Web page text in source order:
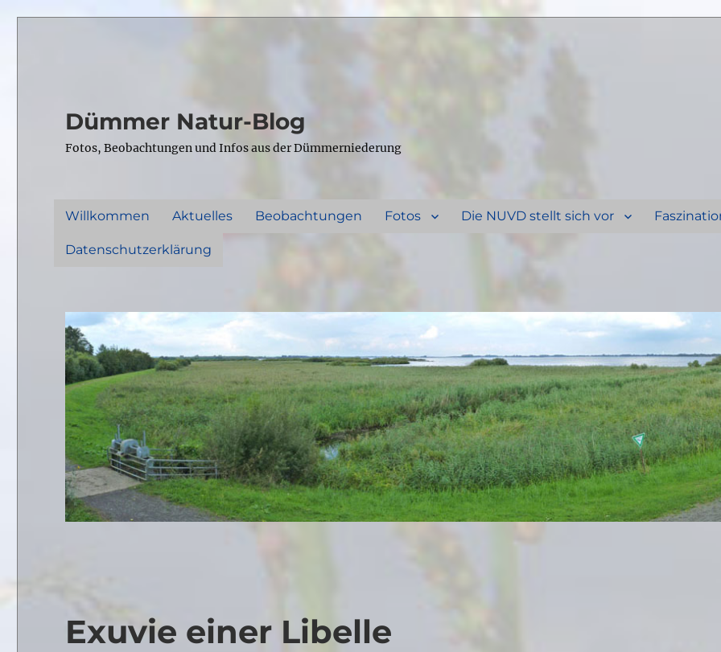
Dümmer Natur-Blog
Fotos, Beobachtungen und Infos aus der Dümmerniederung
Willkommen Aktuelles Beobachtungen Fotos Die NUVD stellt sich vor
Datenschutzerklärung
Exuvie einer Libelle